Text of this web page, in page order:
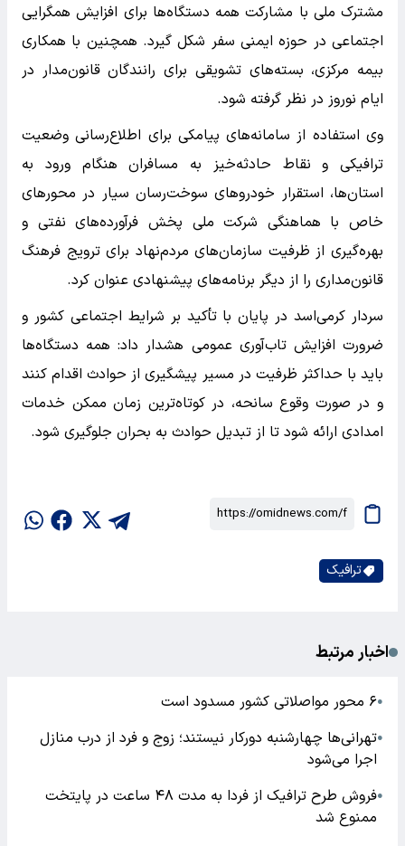
مشترک ملی با مشارکت همه دستگاه‌ها برای افزایش همگرایی
اجتماعی در حوزه ایمنی سفر شکل گیرد. همچنین با همکاری
بیمه مرکزی، بسته‌های تشویقی برای رانندگان قانون‌مدار در
ایام نوروز در نظر گرفته شود.
وی استفاده از سامانه‌های پیامکی برای اطلاع‌رسانی وضعیت
ترافیکی و نقاط حادثه‌خیز به مسافران هنگام ورود به
استان‌ها، استقرار خودروهای سوخت‌رسان سیار در محورهای
خاص با هماهنگی شرکت ملی پخش فرآورده‌های نفتی و
بهره‌گیری از ظرفیت سازمان‌های مردم‌نهاد برای ترویج فرهنگ
قانون‌مداری را از دیگر برنامه‌های پیشنهادی عنوان کرد.
سردار کرمی‌اسد در پایان با تأکید بر شرایط اجتماعی کشور و
ضرورت افزایش تاب‌آوری عمومی هشدار داد: همه دستگاه‌ها
باید با حداکثر ظرفیت در مسیر پیشگیری از حوادث اقدام کنند
و در صورت وقوع سانحه، در کوتاه‌ترین زمان ممکن خدمات
امدادی ارائه شود تا از تبدیل حوادث به بحران جلوگیری شود.
ترافیک
اخبار مرتبط
●۶ محور مواصلاتی کشور مسدود است
●تهرانی‌ها چهارشنبه دورکار نیستند؛ زوج و فرد از درب منازل
اجرا می‌شود
●
فروش طرح ترافیک از فردا به مدت ۴۸ ساعت در پایتخت
ممنوع شد